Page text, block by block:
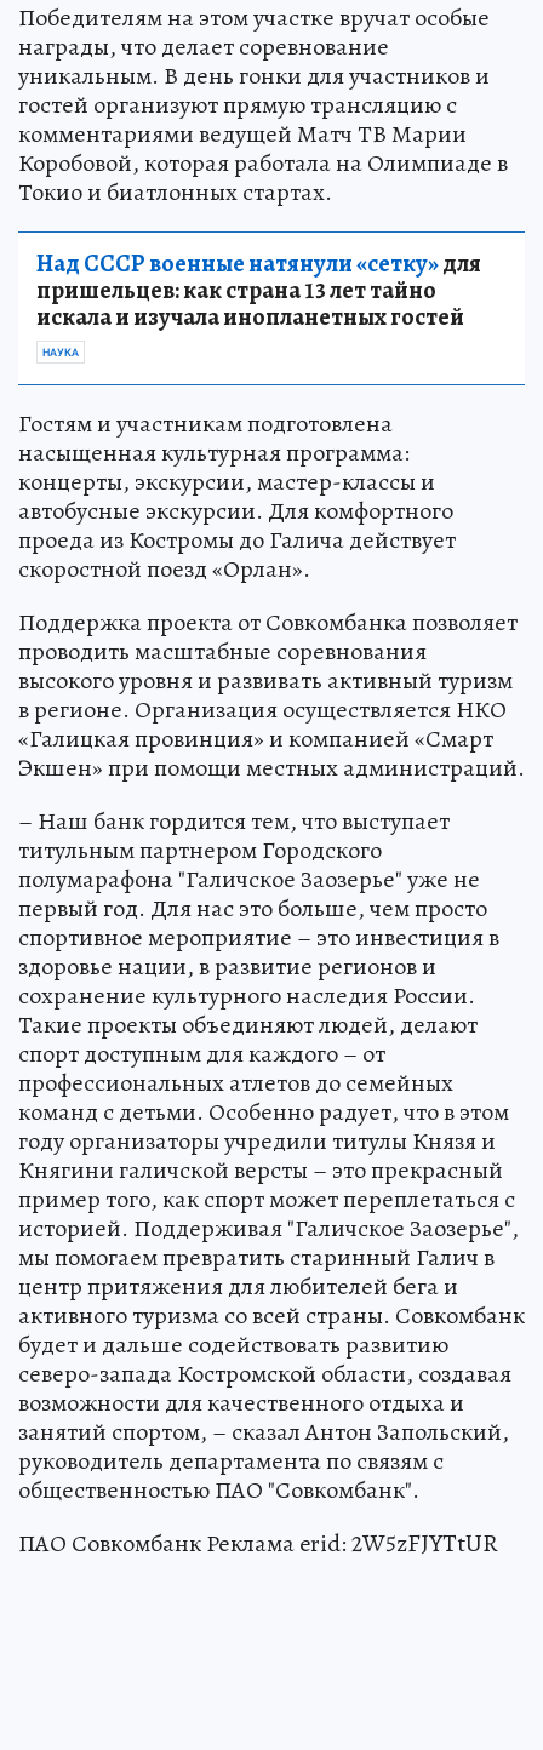
Победителям на этом участке вручат особые
награды, что делает соревнование
уникальным. В день гонки для участников и
гостей организуют прямую трансляцию с
комментариями ведущей Матч ТВ Марии
Коробовой, которая работала на Олимпиаде в
Токио и биатлонных стартах.
Над СССР военные натянули «сетку»для
пришельцев: как страна 13 лет тайно
искала и изучала инопланетных гостей
НАУКА
Гостям и участникам подготовлена
насыщенная культурная программа:
концерты, экскурсии, мастер-классы и
автобусные экскурсии. Для комфортного
проеда из Костромы до Галича действует
скоростной поезд «Орлан».
Поддержка проекта от Совкомбанка позволяет
проводить масштабные соревнования
высокого уровня и развивать активный туризм
в регионе. Организация осуществляется НКО
«Галицкая провинция» и компанией «Смарт
Экшен» при помощи местных администраций.
– Наш банк гордится тем, что выступает
титульным партнером Городского
полумарафона "Галичское Заозерье" уже не
первый год. Для нас это больше, чем просто
спортивное мероприятие – это инвестиция в
здоровье нации, в развитие регионов и
сохранение культурного наследия России.
Такие проекты объединяют людей, делают
спорт доступным для каждого – от
профессиональных атлетов до семейных
команд с детьми. Особенно радует, что в этом
году организаторы учредили титулы Князя и
Княгини галичской версты – это прекрасный
пример того, как спорт может переплетаться с
историей. Поддерживая "Галичское Заозерье",
мы помогаем превратить старинный Галич в
центр притяжения для любителей бега и
активного туризма со всей страны. Совкомбанк
будет и дальше содействовать развитию
северо-запада Костромской области, создавая
возможности для качественного отдыха и
занятий спортом, – сказал Антон Запольский,
руководитель департамента по связям с
общественностью ПАО "Совкомбанк".
ПАО Совкомбанк Реклама erid: 2W5zFJYTtUR